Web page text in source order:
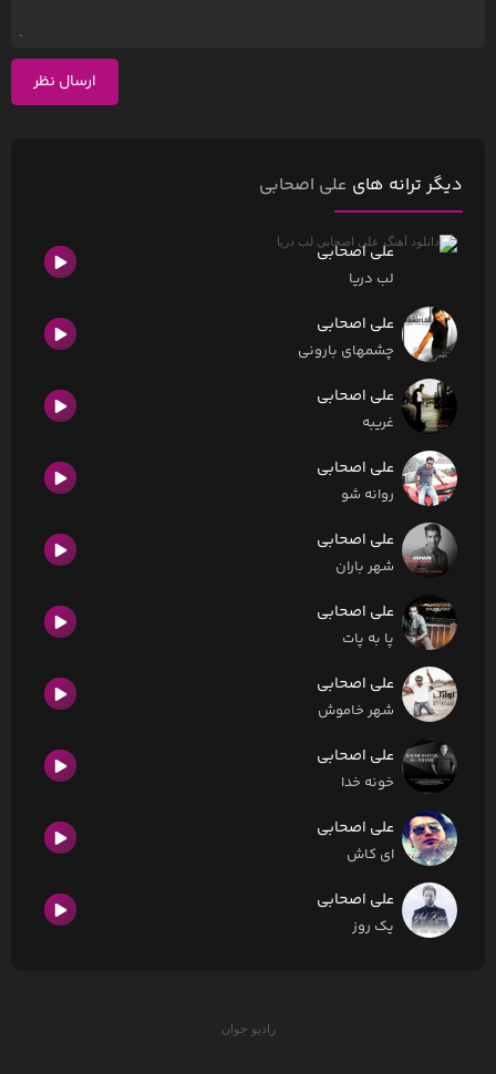
ارسال نظر
دیگر ترانه های علی اصحابی
علی اصحابی
لب دریا
علی اصحابی
چشمهای بارونی
علی اصحابی
غریبه
علی اصحابی
روانه شو
علی اصحابی
شهر باران
علی اصحابی
پا به پات
علی اصحابی
شهر خاموش
علی اصحابی
خونه خدا
علی اصحابی
ای کاش
علی اصحابی
یک روز
رادیو جوان